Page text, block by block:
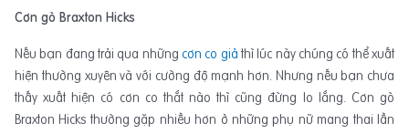
Cơn gò Braxton Hicks
Nếu bạn đang trải qua những cơn co giả thì lúc này chúng có thể xuất
hiện thường xuyên và với cường độ mạnh hơn. Nhưng nếu bạn chưa
thấy xuất hiện có cơn co thắt nào thì cũng đừng lo lắng. Cơn gò
Braxton Hicks thường gặp nhiều hơn ở những phụ nữ mang thai lần